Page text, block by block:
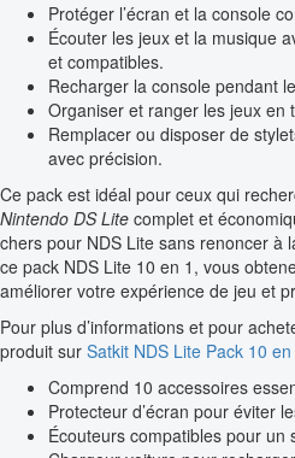
Protéger l’écran et la console
Écouter les jeux et la musique
et compatibles.
Recharger la console pendant
Organiser et ranger les jeux en
Remplacer ou disposer de
avec précision.
Ce pack est idéal pour ceux qui
Nintendo DS Lite complet et
chers pour NDS Lite sans renoncer à
ce pack NDS Lite 10 en 1, vous
améliorer votre expérience de jeu et
Pour plus d’informations et pour
produit sur Satkit NDS Lite Pack 10 en
Comprend 10 accessoires
Protecteur d’écran pour éviter
Écouteurs compatibles pour un